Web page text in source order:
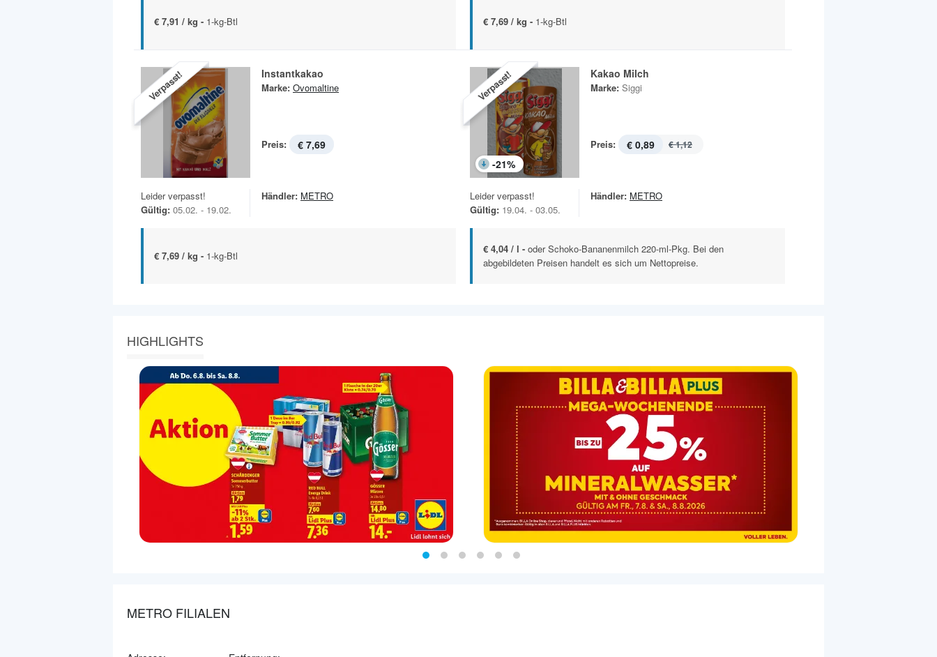
€ 7,91 / kg - 1-kg-Btl € 7,69 / kg - 1-kg-Btl
Verpasst! Instantkakao
Marke: Ovomaltine
Preis: € 7,69
Leider verpasst!
Gültig: 05.02. - 19.02.
Händler: METRO
€ 7,69 / kg - 1-kg-Btl
Verpasst!
-21%
Kakao Milch
Marke: Siggi
Preis: € 0,89 € 1,12
Leider verpasst!
Gültig: 19.04. - 03.05.
Händler: METRO
€ 4,04 / l - oder Schoko-Bananenmilch 220-ml-Pkg. Bei den
abgebildeten Preisen handelt es sich um Nettopreise.
HIGHLIGHTS
METRO FILIALEN